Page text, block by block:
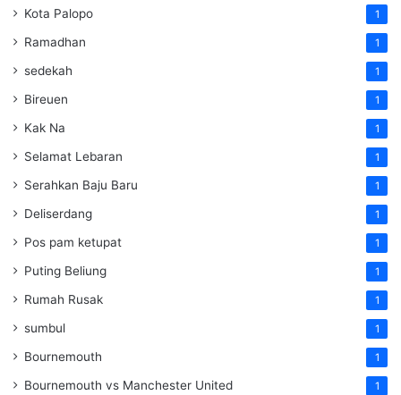
Kota Palopo 1
Ramadhan 1
sedekah 1
Bireuen 1
Kak Na 1
Selamat Lebaran 1
Serahkan Baju Baru 1
Deliserdang 1
Pos pam ketupat 1
Puting Beliung 1
Rumah Rusak 1
sumbul 1
Bournemouth 1
Bournemouth vs Manchester United 1